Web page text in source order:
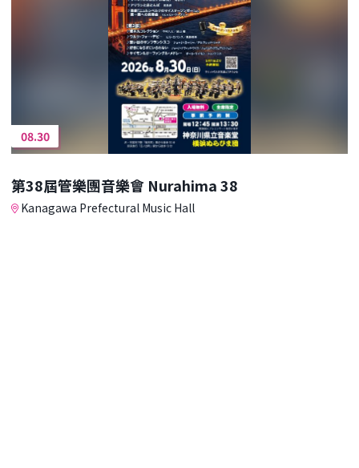
08.30
第38屆管樂團音樂會 Nurahima 38
Kanagawa Prefectural Music Hall